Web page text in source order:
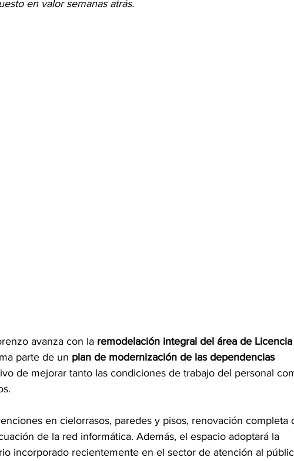
en valor semanas atrás.
avanza con la remodelación integral del área de
parte de un plan de modernización de las dependencias
de mejorar tanto las condiciones de trabajo del personal
en cielorrasos, paredes y pisos, renovación completa
de la red informática. Además, el espacio adoptará la
incorporado recientemente en el sector de atención al